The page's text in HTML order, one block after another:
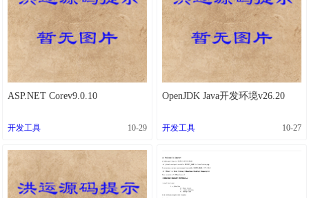
ASP.NET Corev9.0.10
开发工具 10-29
OpenJDK Java开发环境v26.20
开发工具 10-27